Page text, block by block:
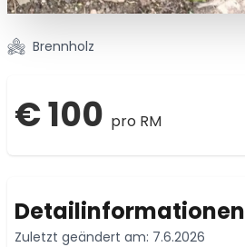
Brennholz
€ 100 pro RM
Detailinformationen
Zuletzt geändert am: 7.6.2026